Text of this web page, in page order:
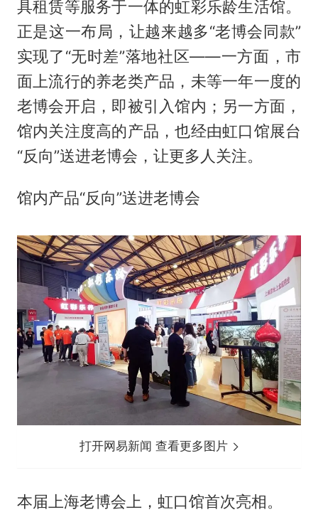
具租赁等服务于一体的虹彩乐龄生活馆。
正是这一布局，让越来越多“老博会同款”
实现了“无时差”落地社区——一方面，市
面上流行的养老类产品，未等一年一度的
老博会开启，即被引入馆内；另一方面，
馆内关注度高的产品，也经由虹口馆展台
“反向”送进老博会，让更多人关注。
馆内产品“反向”送进老博会
打开网易新闻 查看更多图片
本届上海老博会上，虹口馆首次亮相。